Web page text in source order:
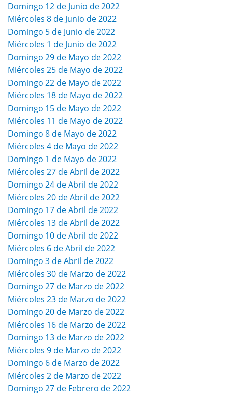
Domingo 12 de Junio de 2022
Miércoles 8 de Junio de 2022
Domingo 5 de Junio de 2022
Miércoles 1 de Junio de 2022
Domingo 29 de Mayo de 2022
Miércoles 25 de Mayo de 2022
Domingo 22 de Mayo de 2022
Miércoles 18 de Mayo de 2022
Domingo 15 de Mayo de 2022
Miércoles 11 de Mayo de 2022
Domingo 8 de Mayo de 2022
Miércoles 4 de Mayo de 2022
Domingo 1 de Mayo de 2022
Miércoles 27 de Abril de 2022
Domingo 24 de Abril de 2022
Miércoles 20 de Abril de 2022
Domingo 17 de Abril de 2022
Miércoles 13 de Abril de 2022
Domingo 10 de Abril de 2022
Miércoles 6 de Abril de 2022
Domingo 3 de Abril de 2022
Miércoles 30 de Marzo de 2022
Domingo 27 de Marzo de 2022
Miércoles 23 de Marzo de 2022
Domingo 20 de Marzo de 2022
Miércoles 16 de Marzo de 2022
Domingo 13 de Marzo de 2022
Miércoles 9 de Marzo de 2022
Domingo 6 de Marzo de 2022
Miércoles 2 de Marzo de 2022
Domingo 27 de Febrero de 2022